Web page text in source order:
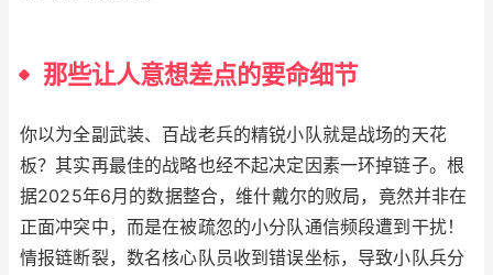
那些让人意想差点的要命细节
你以为全副武装、百战老兵的精锐小队就是战场的天花
板？其实再最佳的战略也经不起决定因素一环掉链子。根
据2025年6月的数据整合，维什戴尔的败局，竟然并非在
正面冲突中，而是在被疏忽的小分队通信频段遭到干扰！
情报链断裂，数名核心队员收到错误坐标，导致小队兵分